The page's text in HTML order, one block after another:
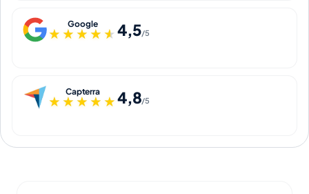
Google
★★★★★
★★★★★ 4,5/5
Capterra
★★★★★
★★★★★4,8/5